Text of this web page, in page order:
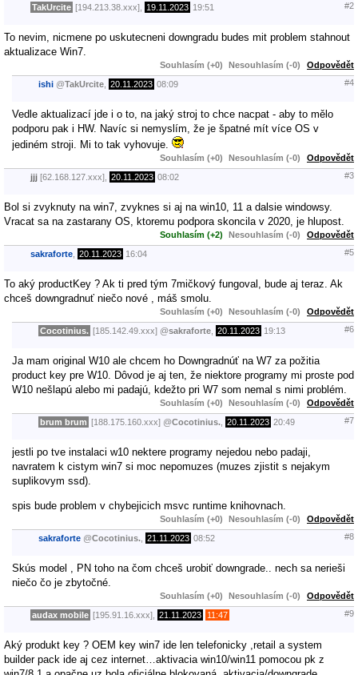
TakUrcite [194.213.38.xxx], 19.11.2023 19:51 #2
To nevim, nicmene po uskutecneni downgradu budes mit problem stahnout
aktualizace Win7.
Souhlasím (+0) Nesouhlasím (-0) Odpovědět
ishi @TakUrcite 20.11.2023 08:09 #4
Vedle aktualizací jde i o to, na jaký stroj to chce nacpat - aby to mělo
podporu pak i HW. Navíc si nemyslím, že je špatné mít více OS v
jediném stroji. Mi to tak vyhovuje.
Souhlasím (+0) Nesouhlasím (-0) Odpovědět
jjj [62.168.127.xxx], 20.11.2023 08:02 #3
Bol si zvyknuty na win7, zvyknes si aj na win10, 11 a dalsie windowsy.
Vracat sa na zastarany OS, ktoremu podpora skoncila v 2020, je hlupost.
Souhlasím (+2) Nesouhlasím (-0) Odpovědět
sakraforte 20.11.2023 16:04 #5
To aký productKey ? Ak ti pred tým 7mičkový fungoval, bude aj teraz. Ak
chceš downgradnuť niečo nové , máš smolu.
Souhlasím (+0) Nesouhlasím (-0) Odpovědět
Cocotinius. [185.142.49.xxx] @sakraforte 20.11.2023 19:13 #6
Ja mam original W10 ale chcem ho Downgradnúť na W7 za požitia
product key pre W10. Dôvod je aj ten, že niektore programy mi proste pod
W10 nešlapú alebo mi padajú, kdežto pri W7 som nemal s nimi problém.
Souhlasím (+0) Nesouhlasím (-0) Odpovědět
brum brum [188.175.160.xxx] @Cocotinius. 20.11.2023 20:49 #7
jestli po tve instalaci w10 nektere programy nejedou nebo padaji,
navratem k cistym win7 si moc nepomuzes (muzes zjistit s nejakym
suplikovym ssd).
spis bude problem v chybejicich msvc runtime knihovnach.
Souhlasím (+0) Nesouhlasím (-0) Odpovědět
sakraforte @Cocotinius. 21.11.2023 08:52 #8
Skús model , PN toho na čom chceš urobiť downgrade.. nech sa nerieši
niečo čo je zbytočné.
Souhlasím (+0) Nesouhlasím (-0) Odpovědět
audax mobile [195.91.16.xxx], 21.11.2023 11:47 #9
Aký produkt key ? OEM key win7 ide len telefonicky ,retail a system
builder pack ide aj cez internet…aktivacia win10/win11 pomocou pk z